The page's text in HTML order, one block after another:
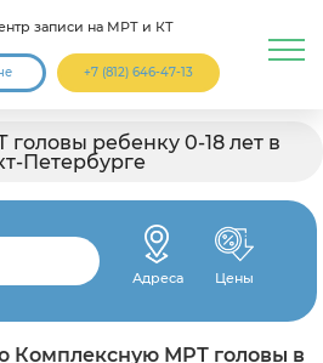
записи на МРТ и КТ
+7 (812) 646-47-13
ребенку 0-18 лет в
Петербурге
Адреса Цены
Комплексную МРТ головы в